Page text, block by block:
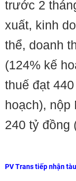
trước 2
xuất, kinh
thể, doanh
(124% kế
thuế đạt
hoạch), nộp
240 tỷ đồng
PV Trans tiếp nhận